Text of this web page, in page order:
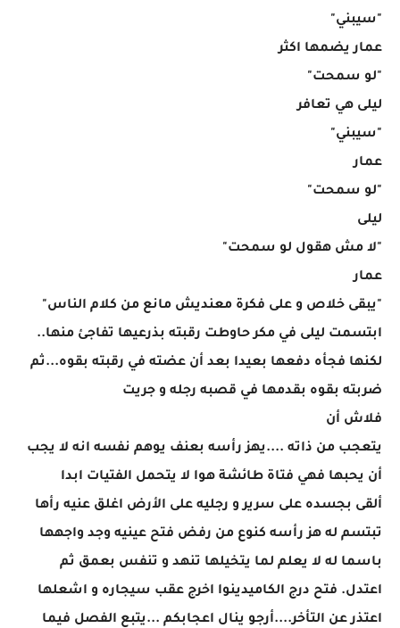
"سيبني"
عمار يضمها اكثر
"لو سمحت"
ليلى هي تعافر
"سيبني"
عمار
"لو سمحت"
ليلى
"لا مش هقول لو سمحت"
عمار
"يبقى خلاص و على فكرة معنديش مانع من كلام الناس"
ابتسمت ليلى في مكر حاوطت رقبته بذرعيها تفاجئ منها..
لكنها فجأه دفعها بعيدا بعد أن عضته في رقبته بقوه...ثم
ضربته بقوه بقدمها في قصبه رجله و جريت
فلاش أن
يتعجب من ذاته ....يهز رأسه بعنف يوهم نفسه انه لا يجب
أن يحبها فهي فتاة طائشة هوا لا يتحمل الفتيات ابدا
ألقى بجسده على سرير و رجليه على الأرض اغلق عنيه رأها
تبتسم له هز رأسه كنوع من رفض فتح عينيه وجد واجهها
باسما له لا يعلم لما يتخيلها تنهد و تنفس بعمق ثم
اعتدل. فتح درج الكاميدينوا اخرج عقب سيجاره و اشعلها
اعتذر عن التأخر....أرجو ينال اعجابكم ...يتبع الفصل فيما